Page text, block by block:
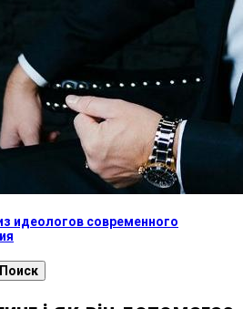
идеологов современного